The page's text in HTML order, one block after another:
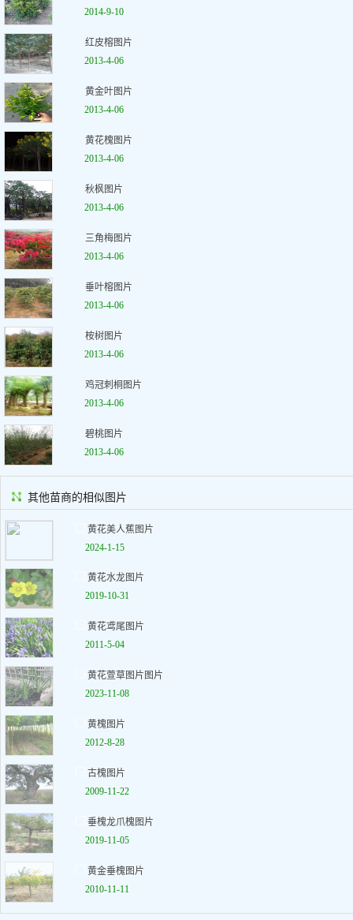
2014-9-10
红皮榕图片
2013-4-06
黄金叶图片
2013-4-06
黄花槐图片
2013-4-06
秋枫图片
2013-4-06
三角梅图片
2013-4-06
垂叶榕图片
2013-4-06
桉树图片
2013-4-06
鸡冠刺桐图片
2013-4-06
碧桃图片
2013-4-06
其他苗商的相似图片
黄花美人蕉图片
2024-1-15
黄花水龙图片
2019-10-31
黄花鸢尾图片
2011-5-04
黄花萱草图片图片
2023-11-08
黄槐图片
2012-8-28
古槐图片
2009-11-22
垂槐龙爪槐图片
2019-11-05
黄金垂槐图片
2010-11-11